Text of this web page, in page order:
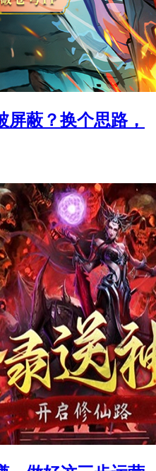
屏蔽？换个思路，